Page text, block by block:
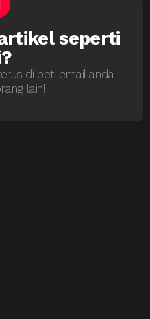
seperti
di peti email anda
lain!